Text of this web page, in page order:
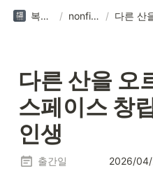
복복서가 / nonfiction /
다른 산을 오
스페이스 창
인생
출간일 2026/